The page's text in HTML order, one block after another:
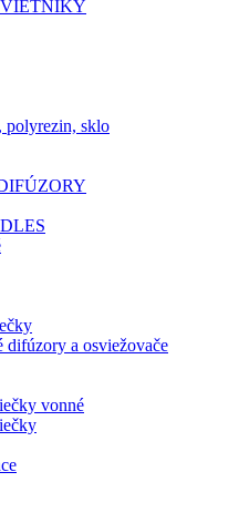
polyrezin, sklo
difúzory a osviežovače
vonné